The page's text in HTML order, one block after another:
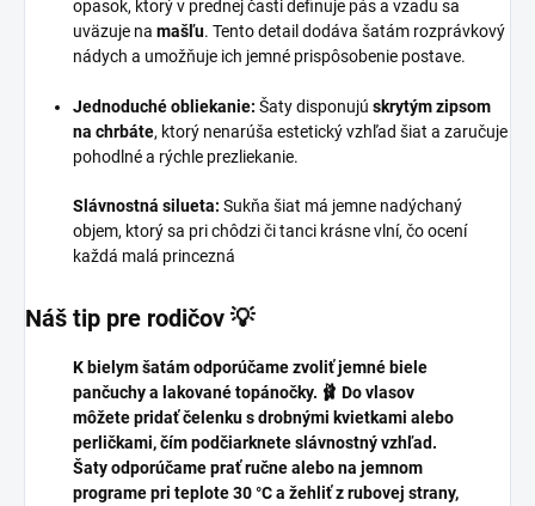
opasok, ktorý v prednej časti definuje pás a vzadu sa
uväzuje na mašľu. Tento detail dodáva šatám rozprávkový
nádych a umožňuje ich jemné prispôsobenie postave.
Jednoduché obliekanie: Šaty disponujú skrytým zipsom
na chrbáte, ktorý nenarúša estetický vzhľad šiat a zaručuje
pohodlné a rýchle prezliekanie.
Slávnostná silueta: Sukňa šiat má jemne nadýchaný
objem, ktorý sa pri chôdzi či tanci krásne vlní, čo ocení
každá malá princezná
Náš tip pre rodičov 💡
K bielym šatám odporúčame zvoliť jemné biele
pančuchy a lakované topánočky. 🩰 Do vlasov
môžete pridať čelenku s drobnými kvietkami alebo
perličkami, čím podčiarknete slávnostný vzhľad.
Šaty odporúčame prať ručne alebo na jemnom
programe pri teplote 30 °C a žehliť z rubovej strany,